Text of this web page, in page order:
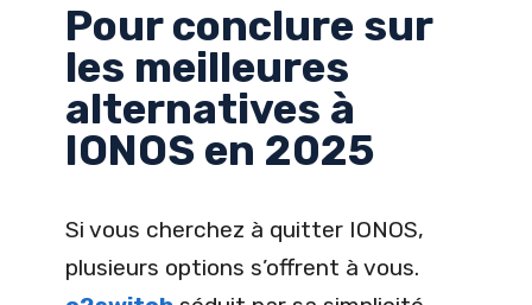
Pour conclure sur
les meilleures
alternatives à
IONOS en 2025
Si vous cherchez à quitter IONOS,
plusieurs options s’offrent à vous.